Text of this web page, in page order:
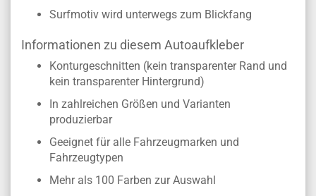
Surfmotiv wird unterwegs zum Blickfang
Informationen zu diesem Autoaufkleber
Konturgeschnitten (kein transparenter Rand und
kein transparenter Hintergrund)
In zahlreichen Größen und Varianten
produzierbar
Geeignet für alle Fahrzeugmarken und
Fahrzeugtypen
Mehr als 100 Farben zur Auswahl